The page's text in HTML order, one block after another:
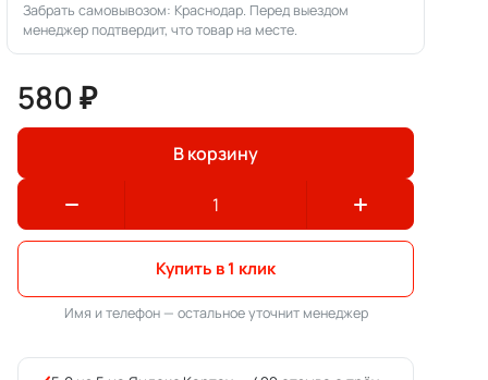
Забрать самовывозом: Краснодар. Перед выездом
менеджер подтвердит, что товар на месте.
580 ₽
В корзину
Купить в 1 клик
Имя и телефон — остальное уточнит менеджер